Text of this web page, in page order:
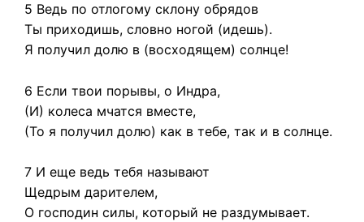
5 Ведь по отлогому склону обрядов
Ты приходишь, словно ногой (идешь).
Я получил долю в (восходящем) солнце!
6 Если твои порывы, о Индра,
(И) колеса мчатся вместе,
(То я получил долю) как в тебе, так и в солнце.
7 И еще ведь тебя называют
Щедрым дарителем,
О господин силы, который не раздумывает.